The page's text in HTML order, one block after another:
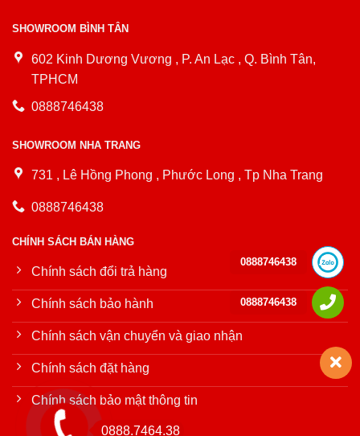
SHOWROOM BÌNH TÂN
602 Kinh Dương Vương , P. An Lạc , Q. Bình Tân,
TPHCM
0888746438
SHOWROOM NHA TRANG
731 , Lê Hồng Phong , Phước Long , Tp Nha Trang
0888746438
CHÍNH SÁCH BÁN HÀNG
Chính sách đổi trả hàng
Chính sách bảo hành
Chính sách vận chuyển và giao nhận
Chính sách đặt hàng
Chính sách bảo mật thông tin
0888.7464.38
0888746438
0888746438